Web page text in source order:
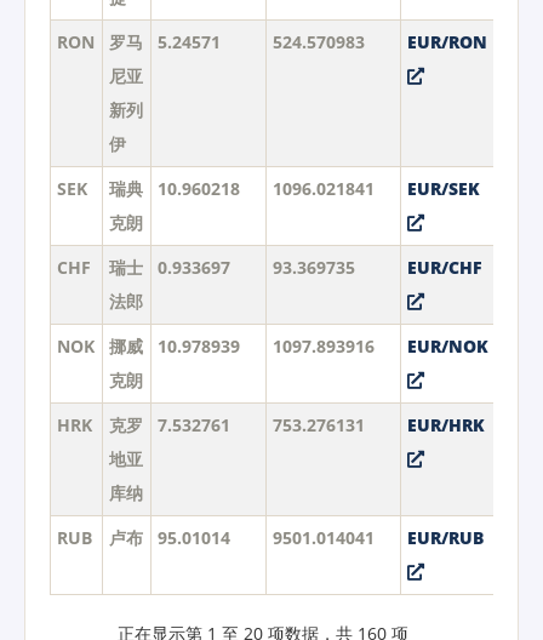
RON
罗马
尼亚
新列
伊
5.24571 524.570983 EUR/RON
SEK
瑞典
克朗
10.960218 1096.021841 EUR/SEK
CHF
瑞士
法郎
0.933697 93.369735 EUR/CHF
NOK
挪威
克朗
10.978939 1097.893916 EUR/NOK
HRK
克罗
地亚
库纳
7.532761 753.276131 EUR/HRK
RUB 卢布 95.01014 9501.014041 EUR/RUB
正在显示第 1 至 20 项数据，共 160 项